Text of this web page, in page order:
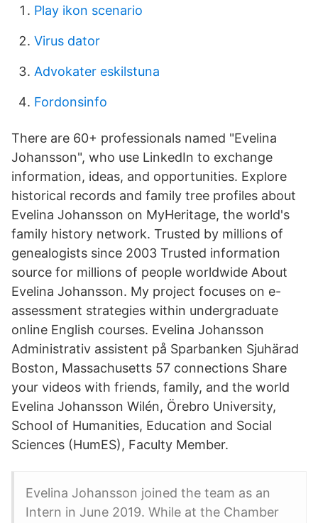
Play ikon scenario
Virus dator
Advokater eskilstuna
Fordonsinfo
There are 60+ professionals named "Evelina
Johansson", who use LinkedIn to exchange
information, ideas, and opportunities. Explore
historical records and family tree profiles about
Evelina Johansson on MyHeritage, the world's
family history network. Trusted by millions of
genealogists since 2003 Trusted information
source for millions of people worldwide About
Evelina Johansson. My project focuses on e-
assessment strategies within undergraduate
online English courses. Evelina Johansson
Administrativ assistent på Sparbanken Sjuhärad
Boston, Massachusetts 57 connections Share
your videos with friends, family, and the world
Evelina Johansson Wilén, Örebro University,
School of Humanities, Education and Social
Sciences (HumES), Faculty Member.
Evelina Johansson joined the team as an
Intern in June 2019. While at the Chamber